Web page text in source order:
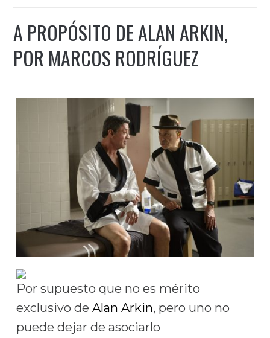
A PROPÓSITO DE ALAN ARKIN,
POR MARCOS RODRÍGUEZ
Por supuesto que no es mérito
exclusivo de Alan Arkin, pero uno no
puede dejar de asociarlo